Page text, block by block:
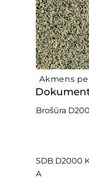
Akmens
Brošūra
SDB D2000
A